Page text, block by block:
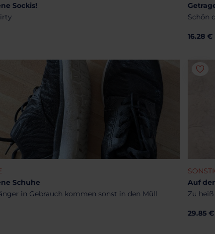
Sockis!
Schön
16.28 €
Schuhe
in Gebrauch kommen sonst in den Müll
Auf
Zu
29.85 €